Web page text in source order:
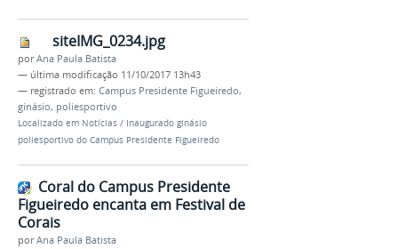
siteIMG_0234.jpg
porAna Paula Batista
— última modificação 11/10/2017 13h43
— registrado em: Campus Presidente Figueiredo,
ginásio, poliesportivo
Localizado em Notícias / Inaugurado ginásio
poliesportivo do Campus Presidente Figueiredo
Coral do Campus Presidente
Figueiredo encanta em Festival de
Corais
porAna Paula Batista